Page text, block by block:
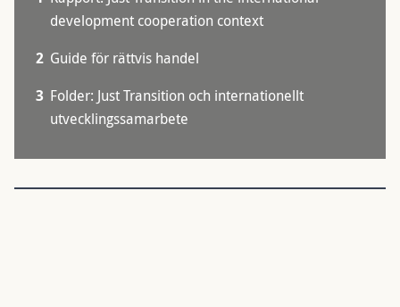
development cooperation context
2 Guide för rättvis handel
3 Folder: Just Transition och internationellt
utvecklingssamarbete